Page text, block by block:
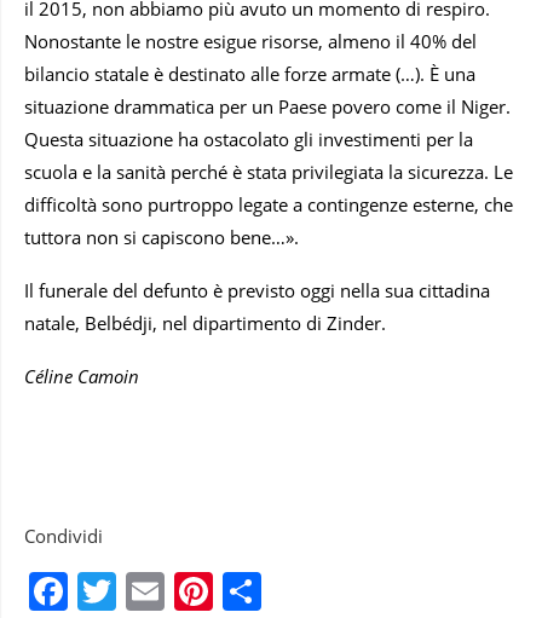
il 2015, non abbiamo più avuto un momento di respiro.
Nonostante le nostre esigue risorse, almeno il 40% del
bilancio statale è destinato alle forze armate (…). È una
situazione drammatica per un Paese povero come il Niger.
Questa situazione ha ostacolato gli investimenti per la
scuola e la sanità perché è stata privilegiata la sicurezza. Le
difficoltà sono purtroppo legate a contingenze esterne, che
tuttora non si capiscono bene…».
Il funerale del defunto è previsto oggi nella sua cittadina
natale, Belbédji, nel dipartimento di Zinder.
Céline Camoin
Condividi
Facebook
Twitter
EmailPinterest